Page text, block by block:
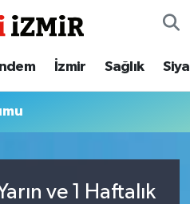
İzmir Sağlık
ve 1 Haftalık
Haritası